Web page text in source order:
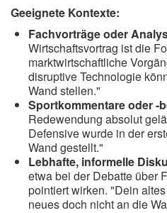
Geeignete Kontexte:
Fachvorträge oder
Wirtschaftsvortrag ist die
marktwirtschaftliche
disruptive Technologie
Wand stellen."
Sportkommentare oder -
Redewendung absolut
Defensive wurde in der
Wand gestellt."
Lebhafte, informelle
etwa bei der Debatte über
pointiert wirken. "Dein
neues doch nicht an die